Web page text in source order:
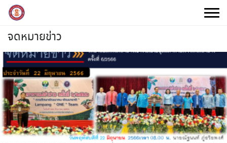
Skip
content
จดหมายข่าว